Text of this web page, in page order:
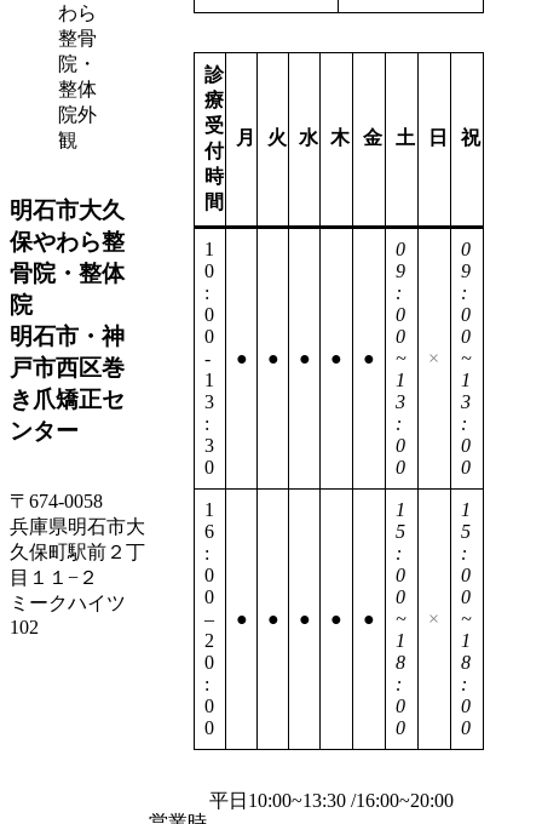
明石市大久
保やわら整
骨院・整体
院
明石市・神
戸市西区巻
き爪矯正セ
ンター
〒674-0058
兵庫県明石市大
久保町駅前２丁
目１１−２
ミークハイツ
102
診
療
受
付
時
間
月 火 水 木 金 土 日 祝
1
0
:
0
0
-
1
3
:
3
0
● ● ● ● ●
0
9
:
0
0
~
1
3
:
0
0
×
0
9
:
0
0
~
1
3
:
0
0
1
6
:
0
0
–
2
0
:
0
0
● ● ● ● ●
1
5
:
0
0
~
1
8
:
0
0
×
1
5
:
0
0
~
1
8
:
0
0
平日10:00~13:30 /16:00~20:00